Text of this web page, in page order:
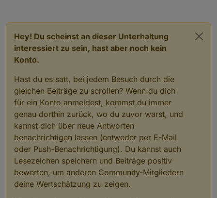
n
B
c
r
e
i
n
g
Das Gerät habe ich im Rahmen des
tes Funknetz betreiben will. Das Gerät muss
ein Vorführgerät gewesen sein, fabrikneu ist
es jedenfalls nicht. Es blinkt bei
Bewegungen, also gehe ich mal davon aus,
dass es funktioniert. Versand nach
"Käufer"wunsch sollte übernommen werden.
Hey! Du scheinst an dieser Unterhaltung
interessiert zu sein, hast aber noch kein
Konto.
Hast du es satt, bei jedem Besuch durch die
gleichen Beiträge zu scrollen? Wenn du dich
für ein Konto anmeldest, kommst du immer
genau dorthin zurück, wo du zuvor warst, und
kannst dich über neue Antworten
benachrichtigen lassen (entweder per E-Mail
oder Push-Benachrichtigung). Du kannst auch
Lesezeichen speichern und Beiträge positiv
bewerten, um anderen Community-Mitgliedern
deine Wertschätzung zu zeigen.